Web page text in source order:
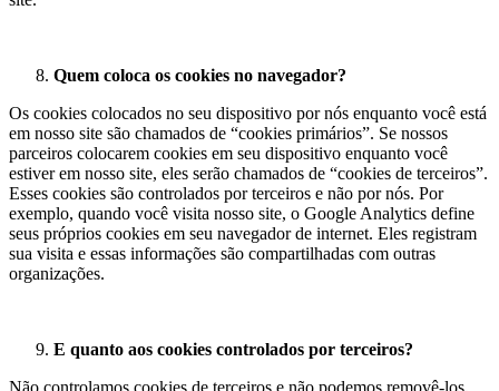
Quem coloca os cookies no navegador?
Os cookies colocados no seu dispositivo por nós enquanto você está
em nosso site são chamados de “cookies primários”. Se nossos
parceiros colocarem cookies em seu dispositivo enquanto você
estiver em nosso site, eles serão chamados de “cookies de terceiros”.
Esses cookies são controlados por terceiros e não por nós. Por
exemplo, quando você visita nosso site, o Google Analytics define
seus próprios cookies em seu navegador de internet. Eles registram
sua visita e essas informações são compartilhadas com outras
organizações.
E quanto aos cookies controlados por terceiros?
Não controlamos cookies de terceiros e não podemos removê-los.